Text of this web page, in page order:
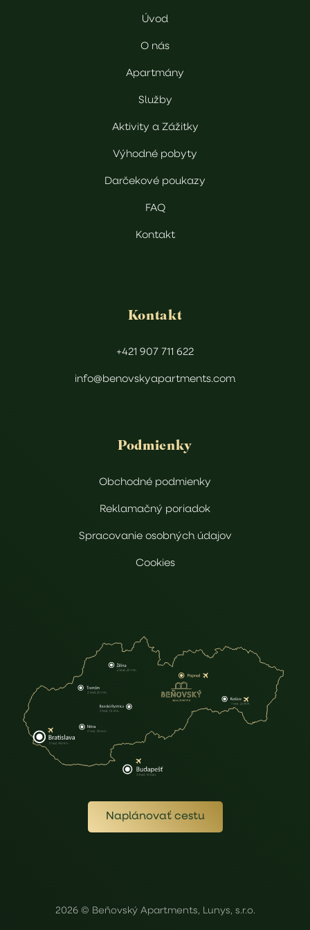
Úvod
O nás
Apartmány
Služby
Aktivity a Zážitky
Výhodné pobyty
Darčekové poukazy
FAQ
Kontakt
Kontakt
+421 907 711 622
info@benovskyapartments.com
Podmienky
Obchodné podmienky
Reklamačný poriadok
Spracovanie osobných údajov
Cookies
Naplánovať cestu
2026 © Beňovský Apartments, Lunys, s.r.o.